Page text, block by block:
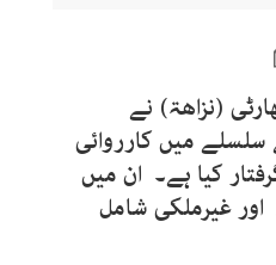
(نزاھۃ) نے
سلسلے میں کارروائی
کیا ہے۔ ان میں
اور غیرملکی شامل